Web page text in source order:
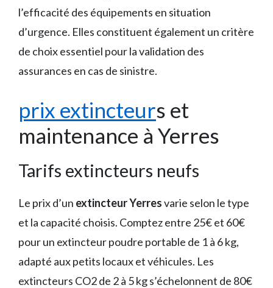
l’efficacité des équipements en situation
d’urgence. Elles constituent également un critère
de choix essentiel pour la validation des
assurances en cas de sinistre.
prix extincteurs et
maintenance à Yerres
Tarifs extincteurs neufs
Le prix d’un extincteur Yerresvarie selon le type
et la capacité choisis. Comptez entre 25€ et 60€
pour un extincteur poudre portable de 1 à 6 kg,
adapté aux petits locaux et véhicules. Les
extincteurs CO2 de 2 à 5 kg s’échelonnent de 80€